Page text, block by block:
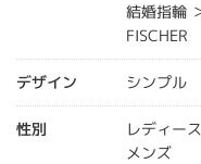
結婚指輪
FISCHER
デザイン シンプル
性別
レディース
メンズ